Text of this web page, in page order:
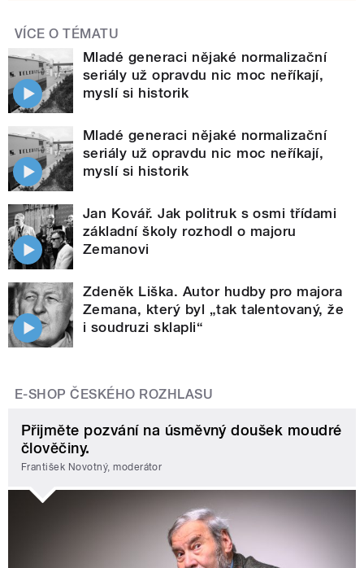
VÍCE O TÉMATU
Mladé generaci nějaké normalizační
seriály už opravdu nic moc neříkají,
myslí si historik
Mladé generaci nějaké normalizační
seriály už opravdu nic moc neříkají,
myslí si historik
Jan Kovář. Jak politruk s osmi třídami
základní školy rozhodl o majoru
Zemanovi
Zdeněk Liška. Autor hudby pro majora
Zemana, který byl „tak talentovaný, že
i soudruzi sklapli“
E-SHOP ČESKÉHO ROZHLASU
Přijměte pozvání na úsměvný doušek moudré
člověčiny.
František Novotný, moderátor